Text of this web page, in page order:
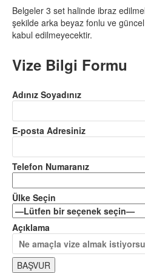
Belgeler 3 set halinde ibraz
şekilde arka beyaz fonlu ve
kabul edilmeyecektir.
Vize Bilgi Formu
Adınız Soyadınız
E-posta Adresiniz
Telefon Numaranız
Ülke Seçin
Açıklama